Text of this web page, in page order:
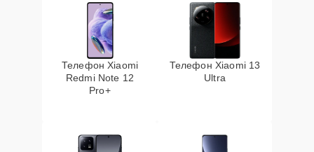
Телефон Xiaomi
Redmi Note 12
Pro+
Телефон Xiaomi 13
Ultra